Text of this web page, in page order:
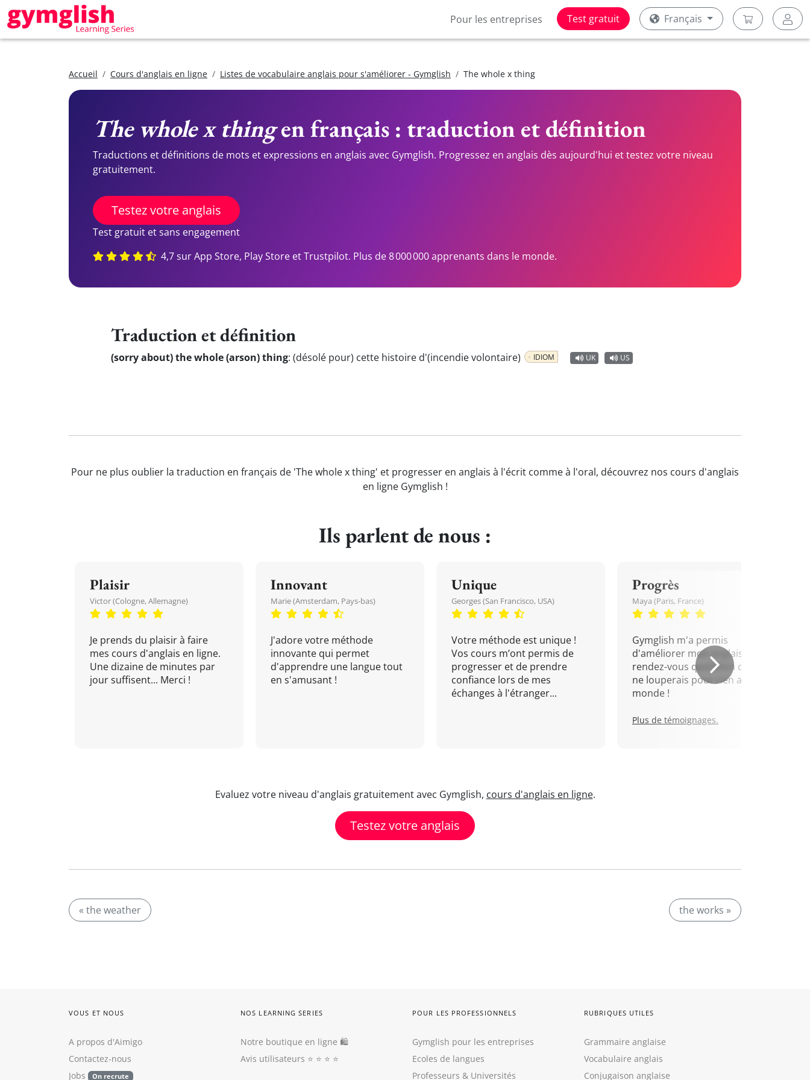
Pour les entreprises Test gratuit Français
Accueil Cours d'anglais en ligne Listes de vocabulaire anglais pour s'améliorer - Gymglish The whole x thing
The whole x thingen français : traduction et définition
Traductions et définitions de mots et expressions en anglais avec Gymglish. Progressez en anglais dès aujourd'hui et testez votre niveau
gratuitement.
Testez votre anglais
Test gratuit et sans engagement
4,7 sur App Store, Play Store et Trustpilot. Plus de 8 000 000 apprenants dans le monde.
Traduction et définition
(sorry about) the whole (arson) thing: (désolé pour) cette histoire d'(incendie volontaire) IDIOM UK US
Pour ne plus oublier la traduction en français de 'The whole x thing' et progresser en anglais à l'écrit comme à l'oral, découvrez nos cours d'anglais
en ligne Gymglish !
Ils parlent de nous :
Plaisir
Victor (Cologne, Allemagne)
Je prends du plaisir à faire
mes cours d'anglais en ligne.
Une dizaine de minutes par
jour suffisent... Merci !
Innovant
Marie (Amsterdam, Pays-bas)
J'adore votre méthode
innovante qui permet
d'apprendre une langue tout
en s'amusant !
Unique
Georges (San Francisco, USA)
Votre méthode est unique !
Vos cours m’ont permis de
progresser et de prendre
confiance lors de mes
échanges à l'étranger...
Progrès
Maya (Paris, France)
Gymglish m'a permis
d'améliorer mon anglais. Un
rendez-vous quotidien que je
ne louperais pour rien au
monde !
Plus de témoignages.
Evaluez votre niveau d'anglais gratuitement avec Gymglish, cours d'anglais en ligne.
Testez votre anglais
« the weather the works »
VOUS ET NOUS
A propos d'Aimigo
Contactez-nous
Jobs
On recrute
NOS LEARNING SERIES
Notre boutique en ligne 🛍
Avis utilisateurs ⭐️ ⭐️ ⭐️ ⭐️
POUR LES PROFESSIONNELS
Gymglish pour les entreprises
Ecoles de langues
Professeurs & Universités
RUBRIQUES UTILES
Grammaire anglaise
Vocabulaire anglais
Conjugaison anglaise